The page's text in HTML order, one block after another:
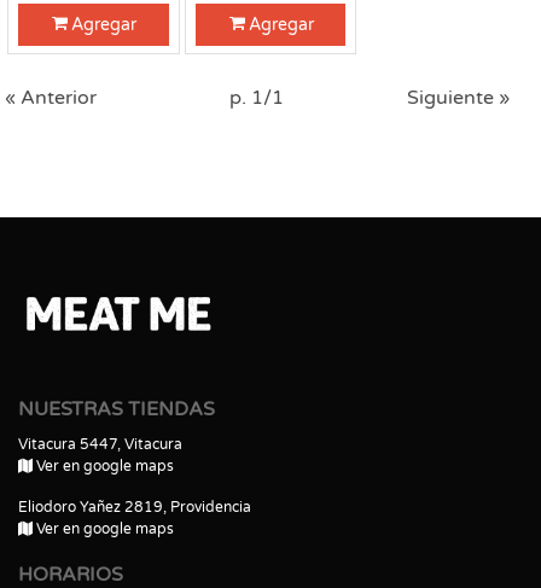
Agregar Agregar
« Anterior p. 1/1 Siguiente »
NUESTRAS TIENDAS
Vitacura 5447, Vitacura
Ver en google maps
Eliodoro Yañez 2819, Providencia
Ver en google maps
HORARIOS